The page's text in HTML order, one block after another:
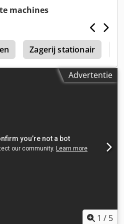
machines
Zagerij stationair
Advertentie
1 / 5